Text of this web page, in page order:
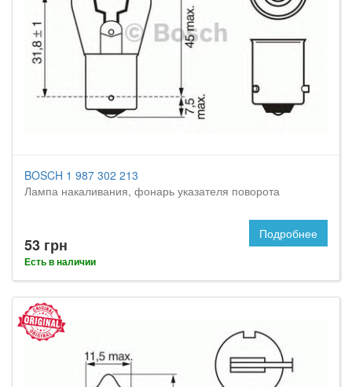
BOSCH 1 987 302 213
Лампа накаливания, фонарь указателя поворота
53 грн
Есть в наличии
Подробнее